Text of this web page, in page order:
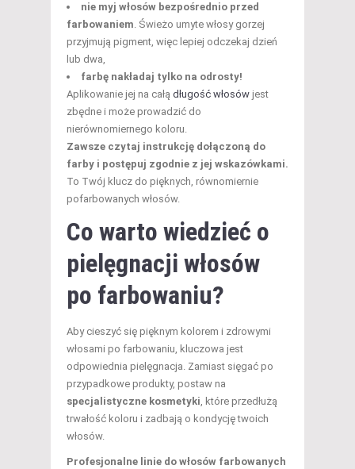
nie myj włosów bezpośrednio przed
farbowaniem. Świeżo umyte włosy gorzej
przyjmują pigment, więc lepiej odczekaj dzień
lub dwa,
farbę nakładaj tylko na odrosty!
Aplikowanie jej na całą długość włosów jest
zbędne i może prowadzić do
nierównomiernego koloru.
Zawsze czytaj instrukcję dołączoną do
farby i postępuj zgodnie z jej wskazówkami.
To Twój klucz do pięknych, równomiernie
pofarbowanych włosów.
Co warto wiedzieć o
pielęgnacji włosów
po farbowaniu?
Aby cieszyć się pięknym kolorem i zdrowymi
włosami po farbowaniu, kluczowa jest
odpowiednia pielęgnacja. Zamiast sięgać po
przypadkowe produkty, postaw na
specjalistyczne kosmetyki, które przedłużą
trwałość koloru i zadbają o kondycję twoich
włosów.
Profesjonalne linie do włosów farbowanych